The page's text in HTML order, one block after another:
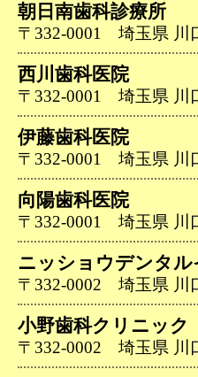
朝日南歯科診療所
〒332-0001 埼玉県 川
西川歯科医院
〒332-0001 埼玉県 川
伊藤歯科医院
〒332-0001 埼玉県 川
向陽歯科医院
〒332-0001 埼玉県 川
ニッショウデンタ
〒332-0002 埼玉県 川
小野歯科クリニック
〒332-0002 埼玉県 川